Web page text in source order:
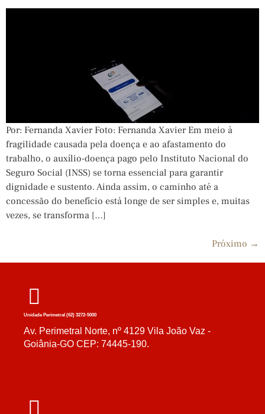
Por: Fernanda Xavier Foto: Fernanda Xavier Em meio à
fragilidade causada pela doença e ao afastamento do
trabalho, o auxílio-doença pago pelo Instituto Nacional do
Seguro Social (INSS) se torna essencial para garantir
dignidade e sustento. Ainda assim, o caminho até a
concessão do benefício está longe de ser simples e, muitas
vezes, se transforma […]
Próximo →
Unidade Perimetral (62) 3272-5000
Av. Perimetral Norte, nº 4129 Vila João Vaz -
Goiânia-GO CEP: 74445-190.